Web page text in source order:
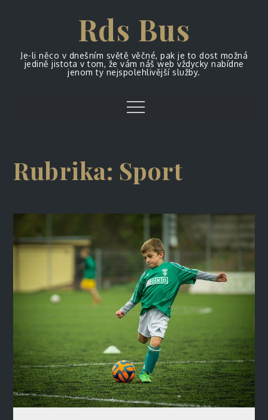
Rds Bus
Je-li něco v dnešním světě věčné, pak je to dost možná
jedině jistota v tom, že vám náš web vždycky nabídne
jenom ty nejspolehlivější služby.
Menu
Rubrika: Sport